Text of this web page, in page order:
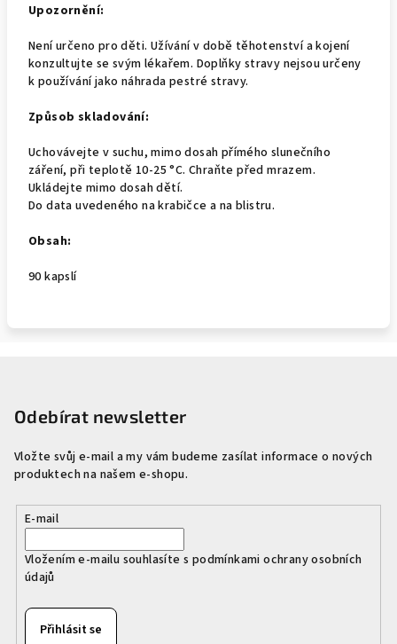
Upozornění:
Není určeno pro děti. Užívání v době těhotenství a kojení
konzultujte se svým lékařem. Doplňky stravy nejsou určeny
k používání jako náhrada pestré stravy.
Způsob skladování:
Uchovávejte v suchu, mimo dosah přímého slunečního
záření, při teplotě 10-25 °C. Chraňte před mrazem.
Ukládejte mimo dosah dětí.
Do data uvedeného na krabičce a na blistru.
Obsah:
90 kapslí
Odebírat newsletter
Vložte svůj e-mail a my vám budeme zasílat informace o nových
produktech na našem e-shopu.
E-mail
Vložením e-mailu souhlasíte s podmínkami ochrany osobních
údajů
Přihlásit se